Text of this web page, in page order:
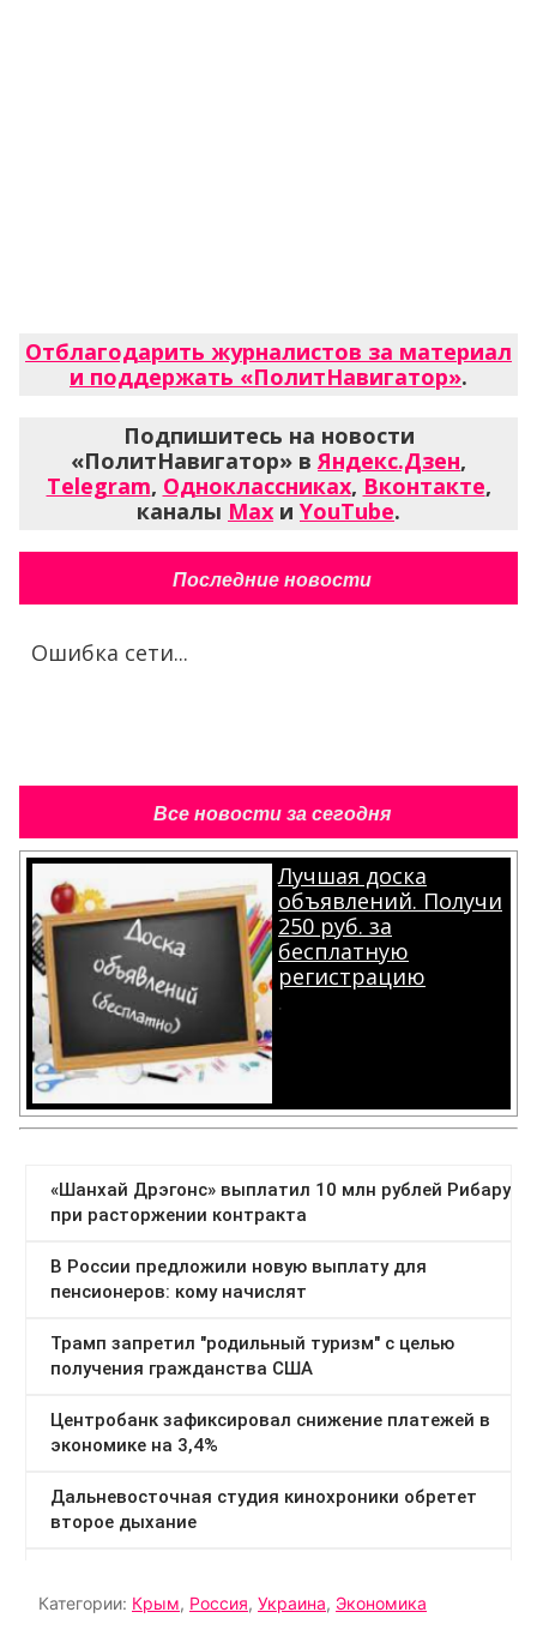
Отблагодарить журналистов за материал
и поддержать «ПолитНавигатор».
Подпишитесь на новости
«ПолитНавигатор» вЯндекс.Дзен,
Telegram, Одноклассниках, Вконтакте,
каналы Max и YouTube.
Последние новости
Ошибка сети...
Все новости за сегодня
Лучшая доска
объявлений. Получи
250 руб. за
бесплатную
регистрацию
.
Категории: Крым, Россия, Украина, Экономика